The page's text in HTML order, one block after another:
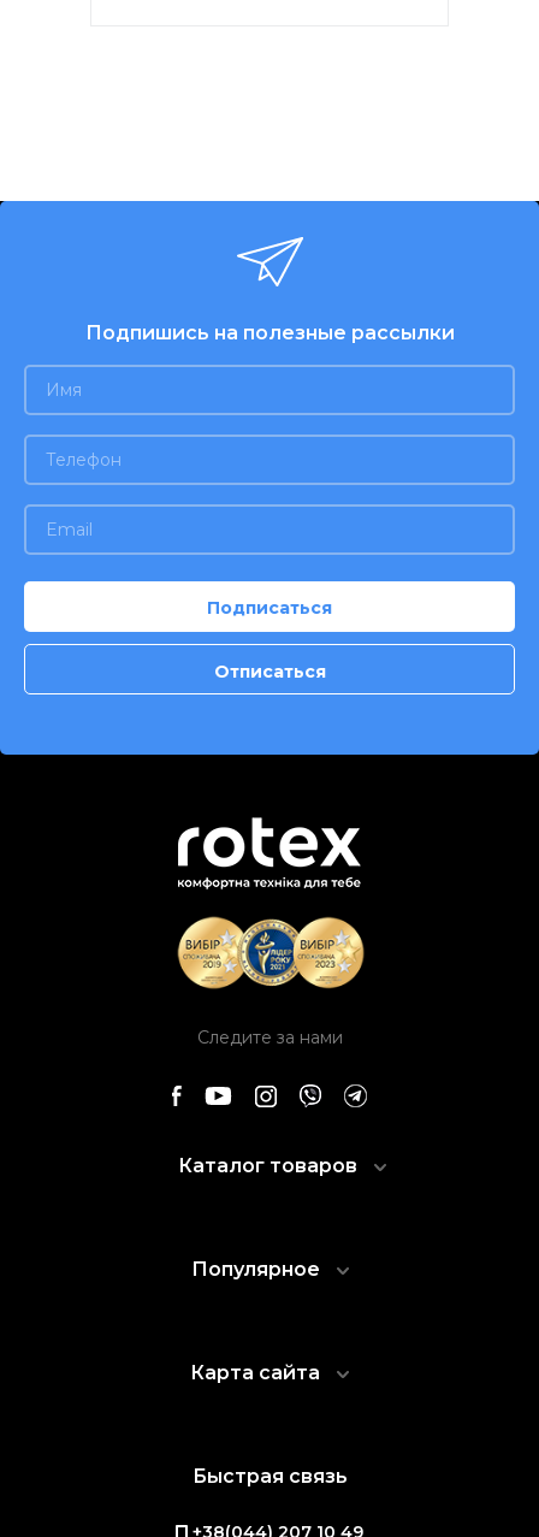
Подпишись на полезные рассылки
Следите за нами
Каталог товаров
Популярное
Карта сайта
Быстрая связь
+38(044) 207 10 49